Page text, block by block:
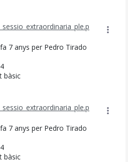
7 anys per Pedro Tirado
bàsic
7 anys per Pedro Tirado
bàsic